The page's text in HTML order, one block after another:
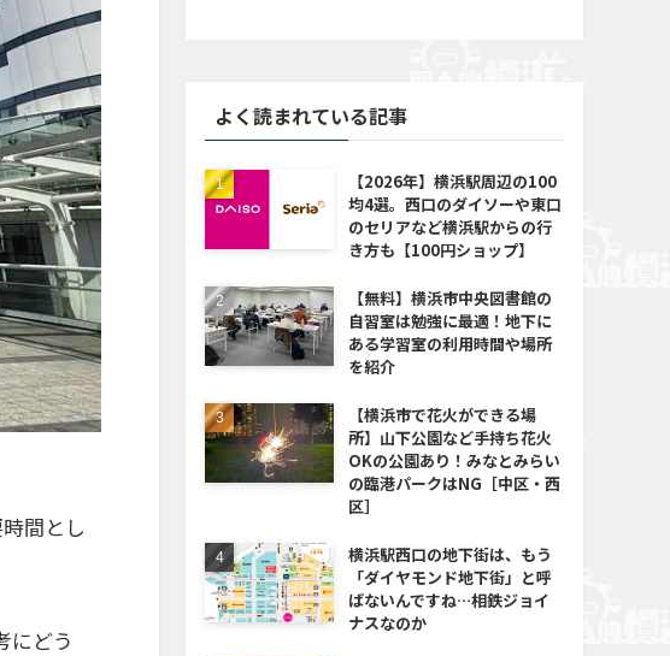
間とし
にどう
よく読まれている記事
【2026年】横浜駅周辺の100
均4選。西口のダイソーや東口
のセリアなど横浜駅からの行
き方も【100円ショップ】
【無料】横浜市中央図書館の
自習室は勉強に最適！地下に
ある学習室の利用時間や場所
を紹介
【横浜市で花火ができる場
所】山下公園など手持ち花火
OKの公園あり！みなとみらい
の臨港パークはNG［中区・西
区］
横浜駅西口の地下街は、もう
「ダイヤモンド地下街」と呼
ばないんですね…相鉄ジョイ
ナスなのか